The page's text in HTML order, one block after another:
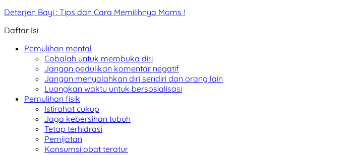
Deterjen Bayi : Tips dan Cara Memilihnya Moms !
Daftar Isi
Pemulihan mental
Cobalah untuk membuka diri
Jangan pedulikan komentar negatif
Jangan menyalahkan diri sendiri dan orang lain
Luangkan waktu untuk bersosialisasi
Pemulihan fisik
Istirahat cukup
Jaga kebersihan tubuh
Tetap terhidrasi
Pemijatan
Konsumsi obat teratur